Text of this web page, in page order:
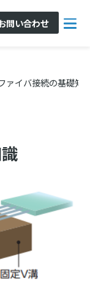
問い合わせ
ァイバ接続の基礎知